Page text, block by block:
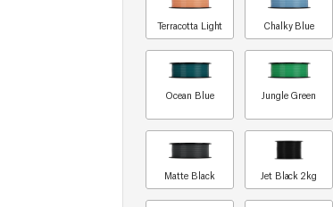
Terracotta Light Chalky Blue
Ocean Blue Jungle Green
Matte Black Jet Black 2kg